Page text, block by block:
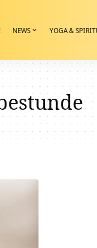
NEWS YOGA &